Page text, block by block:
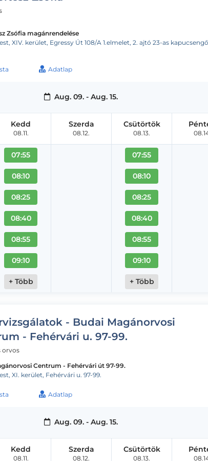
Zsófia magánrendelése
XIV. kerület, Egressy Út 108/A 1.elmelet, 2. ajtó 23-as kapucsengő (Fogorvosi Rendelő)
Adatlap
Aug. 09. - Aug. 15.
Kedd
08.11.
07:55
08:10
08:25
08:40
08:55
09:10
+ Több
Szerda
08.12.
Csütörtök
08.13.
07:55
08:10
08:25
08:40
08:55
09:10
+ Több
- Budai Magánorvosi
- Fehérvári u. 97-99.
orvos
Centrum - Fehérvári út 97-99.
XI. kerület, Fehérvári u. 97-99.
Adatlap
Aug. 09. - Aug. 15.
Kedd
08.11.
Szerda
08.12.
Csütörtök
08.13.